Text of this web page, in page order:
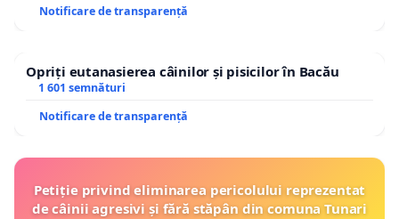
Notificare de transparență
Opriți eutanasierea câinilor și pisicilor în Bacău
1 601 semnături
Notificare de transparență
Petiție privind eliminarea pericolului reprezentat
de câinii agresivi și fără stăpân din comuna Tunari